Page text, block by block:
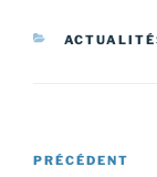
Navigation
Article
PRÉCÉDENT